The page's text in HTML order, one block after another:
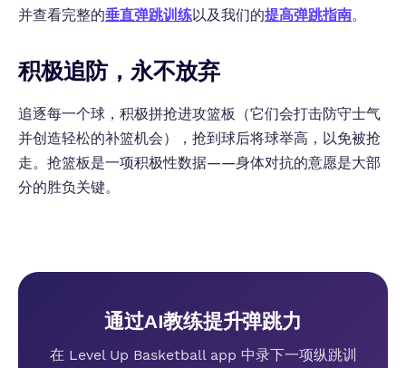
并查看完整的垂直弹跳训练以及我们的提高弹跳指南。
积极追防，永不放弃
追逐每一个球，积极拼抢进攻篮板（它们会打击防守士气
并创造轻松的补篮机会），抢到球后将球举高，以免被抢
走。抢篮板是一项积极性数据——身体对抗的意愿是大部
分的胜负关键。
通过AI教练提升弹跳力
在 Level Up Basketball app 中录下一项纵跳训